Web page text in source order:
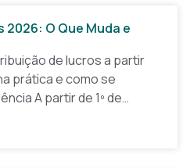
O Que Muda e
de lucros a partir
prática e como se
A partir de 1º de